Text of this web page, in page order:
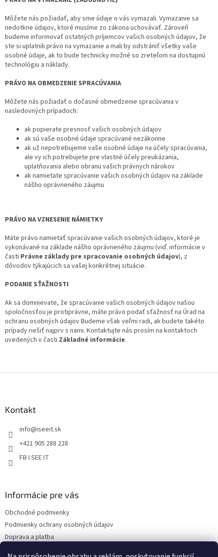
Môžete nás požiadať, aby sme údaje o vás vymazali. Vymazanie sa
nedotkne údajov, ktoré musíme zo zákona uchovávať. Zároveň
budeme informovať ostatných príjemcov vašich osobných údajov, že
ste si uplatnili právo na vymazanie a mali by odstrániť všetky vaše
osobné údaje, ak to bude technicky možné so zreteľom na dostupnú
technológiu a náklady.
PRÁVO NA OBMEDZENIE SPRACÚVANIA
Môžete nás požiadať o dočasné obmedzenie spracúvania v
nasledovných prípadoch:
ak popierate presnosť vašich osobných údajov
ak sú vaše osobné údaje spracúvané nezákonne
ak už nepotrebujeme vaše osobné údaje na účely spracúvania,
ale vy ich potrebujete pre vlastné účely preukázania,
uplatňovania alebo obranu vašich právnych nárokov
ak namietate spracúvanie vašich osobných údajov na základe
nášho oprávneného záujmu
PRÁVO NA VZNESENIE NÁMIETKY
Máte právo namietať spracúvanie vašich osobných údajov, ktoré je
vykonávané na základe nášho oprávneného záujmu (viď. informácie v
časti Právne základy pre spracovanie osobných údajov), z
dôvodov týkajúcich sa vašej konkrétnej situácie.
PODANIE SŤAŽNOSTI
Ak sa domnievate, že spracúvanie vašich osobných údajov našou
spoločnosťou je protiprávne, máte právo podať sťažnosť na Úrad na
ochranu osobných údajov Budeme však veľmi radi, ak budete takéto
prípady riešiť najprv s nami. Kontaktujte nás prosím na kontaktoch
uvedených v časti Základné informácie.
Kontakt
info@iseeit.sk
+421 905 288 228
FB I SEE IT
Informácie pre vás
Obchodné podmienky
Podmienky ochrany osobných údajov
Doprava a platba